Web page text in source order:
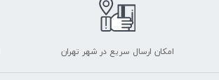
امکان ارسال سریع در شهر تهران